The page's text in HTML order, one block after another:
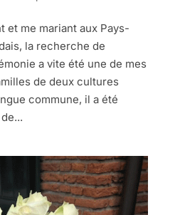
et me mariant aux Pays-
la recherche de
a vite été une de mes
de deux cultures
commune, il a été